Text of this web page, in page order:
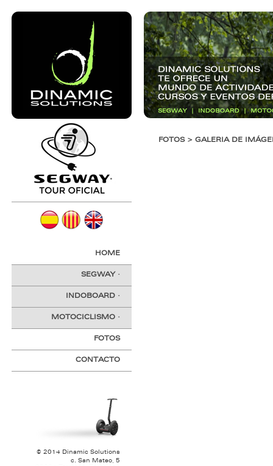
HOME
SEGWAY ·
INDOBOARD ·
MOTOCICLISMO ·
FOTOS
CONTACTO
© 2014 Dinamic Solutions
c. San Mateo, 5
FOTOS > GALERIA DE